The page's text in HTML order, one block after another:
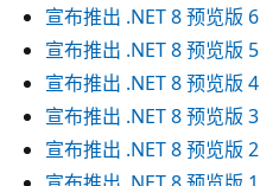
宣布推出 .NET 8 预览版 6
宣布推出 .NET 8 预览版 5
宣布推出 .NET 8 预览版 4
宣布推出 .NET 8 预览版 3
宣布推出 .NET 8 预览版 2